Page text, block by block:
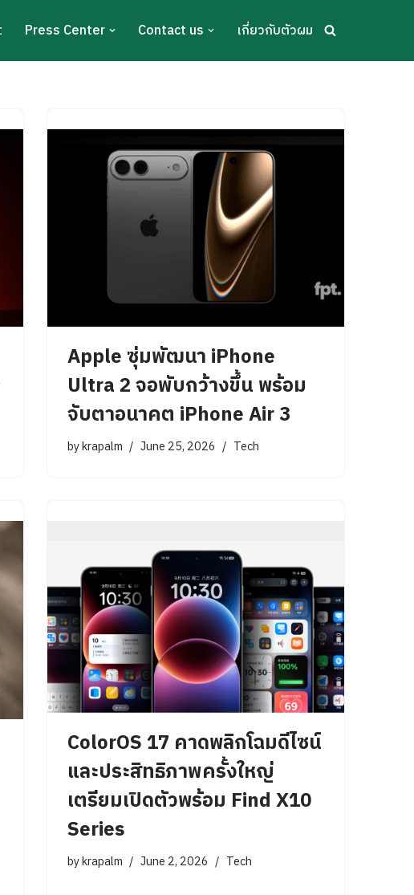
Press Center Contact us เกี่ยวกับตัวผม
Apple ซุ่มพัฒนา iPhone
Ultra 2 จอพับกว้างขึ้น พร้อม
จับตาอนาคต iPhone Air 3
bykrapalm June 25, 2026 Tech
ColorOS 17 คาดพลิกโฉมดีไซน์
และประสิทธิภาพครั้งใหญ่
เตรียมเปิดตัวพร้อม Find X10
Series
bykrapalm June 2, 2026 Tech